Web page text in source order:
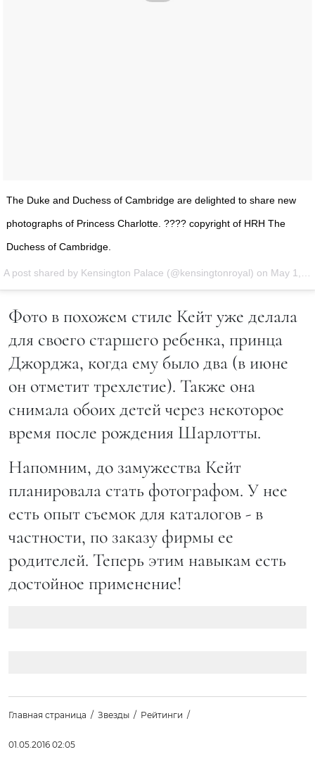
The Duke and Duchess of Cambridge are delighted to share new
photographs of Princess Charlotte. ???? copyright of HRH The
Duchess of Cambridge.
A post shared by Kensington Palace (@kensingtonroyal) on May 1, 2016 at 3:00am PDT
Фото в похожем стиле Кейт уже делала
для своего старшего ребенка, принца
Джорджа, когда ему было два (в июне
он отметит трехлетие). Также она
снимала обоих детей через некоторое
время после рождения Шарлотты.
Напомним, до замужества Кейт
планировала стать фотографом. У нее
есть опыт съемок для каталогов - в
частности, по заказу фирмы ее
родителей. Теперь этим навыкам есть
достойное применение!
Главная страница Звезды Рейтинги
01.05.2016 02:05